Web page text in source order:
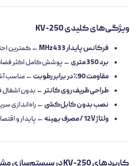
ویژگی‌های کلیدی KV-250
فرکانس پایدار 433 MHz
← کمترین
برد 350 متری
← پوشش کامل اکثر
مقاومت 90٪ در برابر رطوبت
← مناسب
طراحی ظریف روی کانتر← بدون اشغال
نصب بدون کابل‌کشی← راه‌اندازی
ولتاژ 12V / مصرف بهینه
← پایدار و